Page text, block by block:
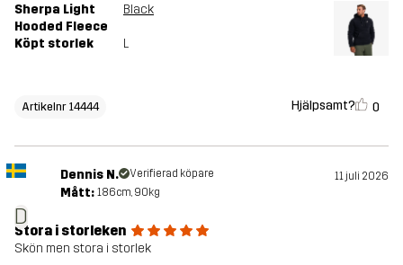
Sherpa Light
Hooded Fleece
Black
Köpt storlek L
Artikelnr 14444 Hjälpsamt? 0
D
Dennis N. Verifierad köpare 11 juli 2026
Mått: 186cm, 90kg
Stora i storleken
Skön men stora i storlek